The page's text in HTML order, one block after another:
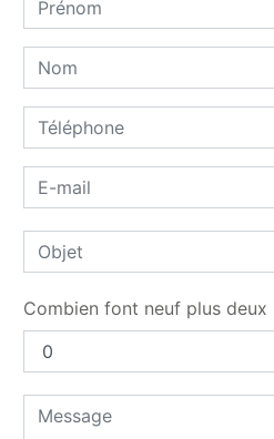
Combien font neuf plus deux